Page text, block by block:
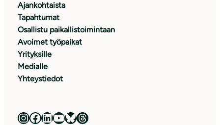
Ajankohtaista
Tapahtumat
Osallistu paikallistoimintaan
Avoimet työpaikat
Yrityksille
Medialle
Yhteystiedot
Luonnonsuojeluliitto Instagramissa Luonnonsuojeluliitto Facebookissa Luonnonsuojeluliitto LinkedInissä Luonnonsuojeluliiton YouTube-kanava Luonnonsuojeluliitto Blueskyssa Luonnonsuojeluliitto Threadsissa